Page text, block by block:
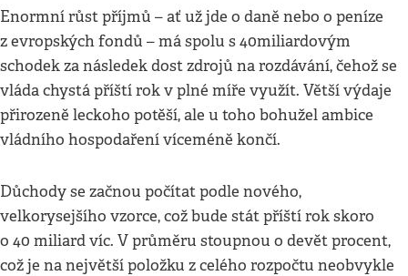
Enormní růst příjmů – ať už jde o daně nebo o peníze
z evropských fondů – má spolu s 40miliardovým
schodek za následek dost zdrojů na rozdávání, čehož se
vláda chystá příští rok v plné míře využít. Větší výdaje
přirozeně leckoho potěší, ale u toho bohužel ambice
vládního hospodaření víceméně končí.
Důchody se začnou počítat podle nového,
velkorysejšího vzorce, což bude stát příští rok skoro
o 40 miliard víc. V průměru stoupnou o devět procent,
což je na největší položku z celého rozpočtu neobvykle